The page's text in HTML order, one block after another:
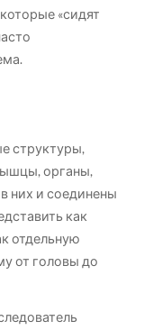
«сидят
структуры,
органы,
них и соединены
как
отдельную
от головы до